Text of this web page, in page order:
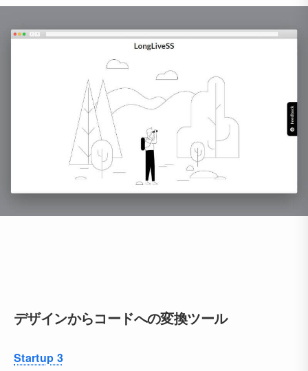
デザインからコードへの変換ツール
Startup 3